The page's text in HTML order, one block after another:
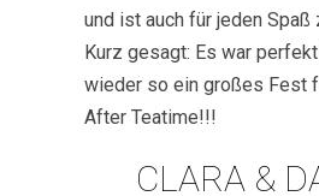
und ist auch für jeden Spaß
Kurz gesagt: Es war
wieder so ein großes Fest
After Teatime!!!
CLARA &